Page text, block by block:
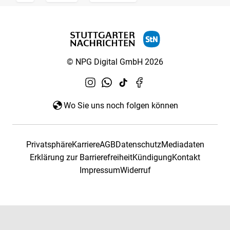
© NPG Digital GmbH 2026
Wo Sie uns noch folgen können
PrivatsphäreKarriereAGBDatenschutzMediadaten
Erklärung zur BarrierefreiheitKündigungKontakt
ImpressumWiderruf